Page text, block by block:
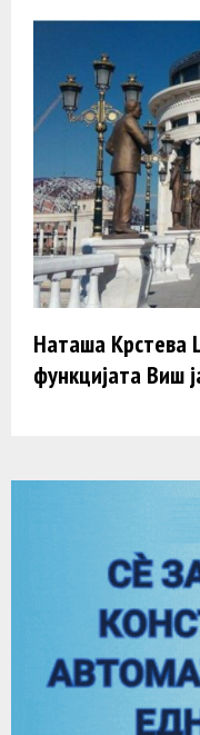
Наташа Крстева
функцијата Виш